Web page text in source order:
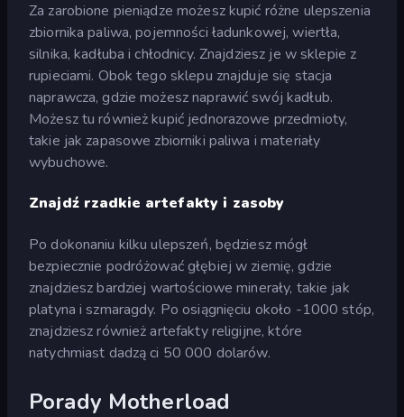
Za zarobione pieniądze możesz kupić różne ulepszenia
zbiornika paliwa, pojemności ładunkowej, wiertła,
silnika, kadłuba i chłodnicy. Znajdziesz je w sklepie z
rupieciami. Obok tego sklepu znajduje się stacja
naprawcza, gdzie możesz naprawić swój kadłub.
Możesz tu również kupić jednorazowe przedmioty,
takie jak zapasowe zbiorniki paliwa i materiały
wybuchowe.
Znajdź rzadkie artefakty i zasoby
Po dokonaniu kilku ulepszeń, będziesz mógł
bezpiecznie podróżować głębiej w ziemię, gdzie
znajdziesz bardziej wartościowe minerały, takie jak
platyna i szmaragdy. Po osiągnięciu około -1000 stóp,
znajdziesz również artefakty religijne, które
natychmiast dadzą ci 50 000 dolarów.
Porady Motherload